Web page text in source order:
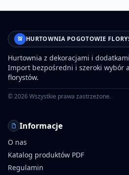
HURTOWNIA POGOTOWIE
Hurtownia z dekoracjami i
Import bezpośredni i szeroki wybór
florystów.
©2026Wszystkie prawa zastrzeżone.
Informacje
O nas
Katalog produktów PDF
Regulamin